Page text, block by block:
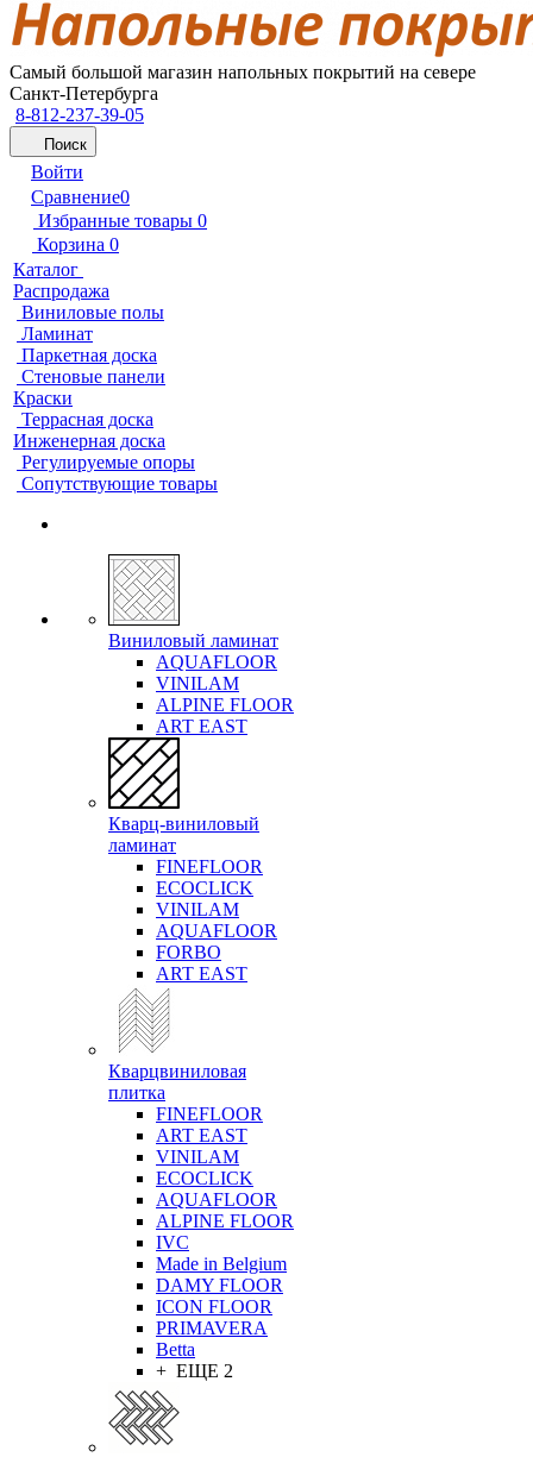
Самый большой магазин напольных покрытий на севере
Санкт-Петербурга
8-812-237-39-05
Поиск
Войти
Сравнение0
Избранные товары 0
Корзина 0
Каталог
Распродажа
Виниловые полы
Ламинат
Паркетная доска
Стеновые панели
Краски
Террасная доска
Инженерная доска
Регулируемые опоры
Сопутствующие товары
Виниловый ламинат
AQUAFLOOR
VINILAM
ALPINE FLOOR
ART EAST
Кварц-виниловый
ламинат
FINEFLOOR
ECOCLICK
VINILAM
AQUAFLOOR
FORBO
ART EAST
Кварцвиниловая
плитка
FINEFLOOR
ART EAST
VINILAM
ECOCLICK
AQUAFLOOR
ALPINE FLOOR
IVC
Made in Belgium
DAMY FLOOR
ICON FLOOR
PRIMAVERA
Betta
+ ЕЩЕ 2